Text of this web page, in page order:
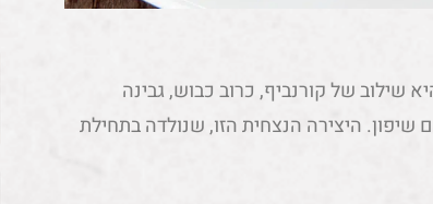
של קורנביף, כרוב כבוש, גבינה
שיפון. היצירה הנצחית הזו, שנולדה בתחילת